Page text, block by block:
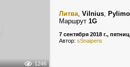
1246
Литва, Vilnius,
Маршрут 1G
7 сентября 2018 г.,
Автор: sSnaiperis